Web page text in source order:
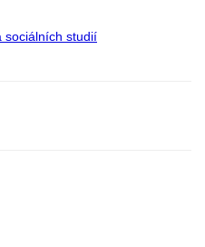
sociálních studií